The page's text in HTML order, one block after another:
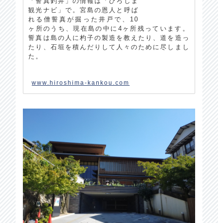
観光ナビ」で。宮島の恩人と呼ば
れる僧誓真が掘った井戸で、10
ヶ所のうち、現在島の中に4ヶ所残っています。
誓真は島の人に杓子の製造を教えたり、道を造っ
たり、石垣を積んだりして人々のために尽しまし
た。
www.hiroshima-kankou.com